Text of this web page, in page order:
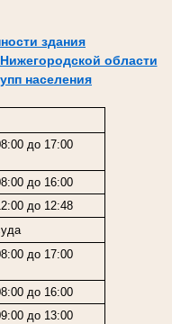
здания
области
населения
до 17:00
до 16:00
до 12:48
до 17:00
до 16:00
до 13:00